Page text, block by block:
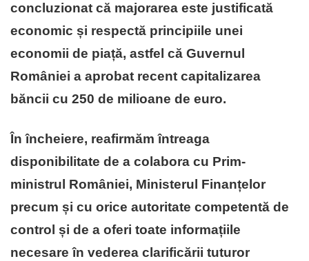
concluzionat că majorarea este justificată
economic și respectă principiile unei
economii de piață, astfel că Guvernul
României a aprobat recent capitalizarea
băncii cu 250 de milioane de euro.
În încheiere, reafirmăm întreaga
disponibilitate de a colabora cu Prim-
ministrul României, Ministerul Finanțelor
precum și cu orice autoritate competentă de
control și de a oferi toate informațiile
necesare în vederea clarificării tuturor